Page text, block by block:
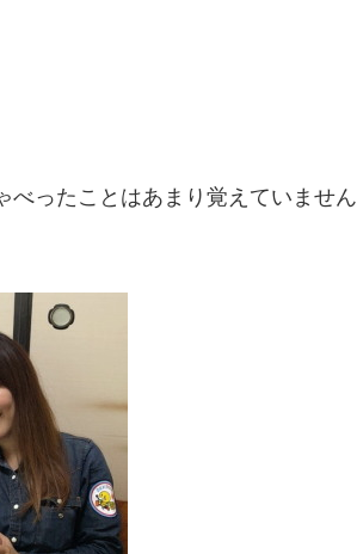
べったことはあまり覚えていません